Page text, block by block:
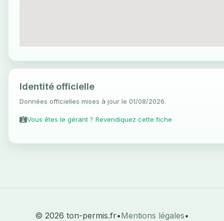
Identité officielle
Données officielles mises à jour le 01/08/2026.
Vous êtes le gérant ? Revendiquez cette fiche
© 2026 ton-permis.fr•Mentions légales•